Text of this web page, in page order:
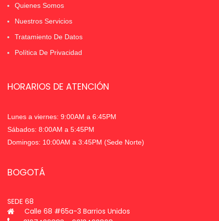
Quienes Somos
Nuestros Servicios
Tratamiento De Datos
Política De Privacidad
HORARIOS DE ATENCIÓN
Lunes a viernes: 9:00AM a 6:45PM
Sábados: 8:00AM a 5:45PM
Domingos: 10:00AM a 3:45PM (Sede Norte)
BOGOTÁ
SEDE 68
Calle 68 #65a-3 Barrios Unidos